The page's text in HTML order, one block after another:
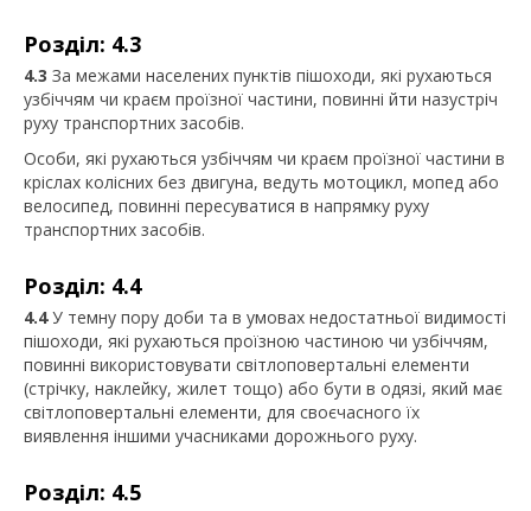
Розділ: 4.3
4.3 За межами населених пунктів пішоходи, які рухаються
узбіччям чи краєм проїзної частини, повинні йти назустріч
руху транспортних засобів.
Особи, які рухаються узбіччям чи краєм проїзної частини в
кріслах колісних без двигуна, ведуть мотоцикл, мопед або
велосипед, повинні пересуватися в напрямку руху
транспортних засобів.
Розділ: 4.4
4.4У темну пору доби та в умовах недостатньої видимості
пішоходи, які рухаються проїзною частиною чи узбіччям,
повинні використовувати світлоповертальні елементи
(стрічку, наклейку, жилет тощо) або бути в одязі, який має
світлоповертальні елементи, для своєчасного їх
виявлення іншими учасниками дорожнього руху.
Розділ: 4.5